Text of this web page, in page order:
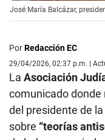
José María Balcázar,
PorRedacción EC
29/04/2026, 02:37 p.m. |
La Asociación
comunicado donde
del presidente de la
sobre “teorías